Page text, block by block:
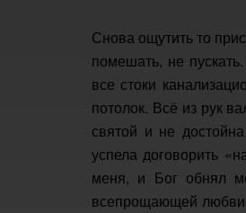
Снова ощутить то
помешать, не
все стоки
потолок. Всё из рук
святой и не
успела договорить
меня, и Бог обнял
всепрощающей